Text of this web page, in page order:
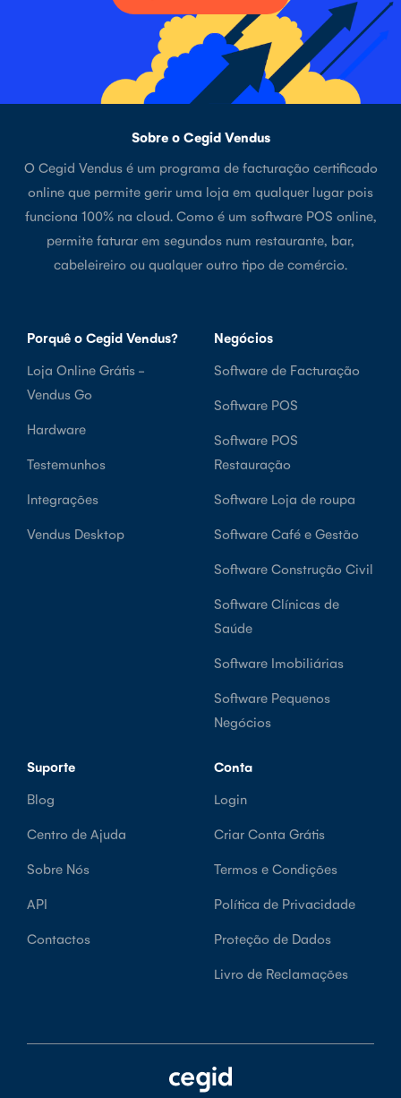
Sobre o Cegid Vendus
O Cegid Vendus é um programa de facturação certificado
online que permite gerir uma loja em qualquer lugar pois
funciona 100% na cloud. Como é um software POS online,
permite faturar em segundos num restaurante, bar,
cabeleireiro ou qualquer outro tipo de comércio.
Porquê o Cegid Vendus?
Loja Online Grátis -
Vendus Go
Hardware
Testemunhos
Integrações
Vendus Desktop
Negócios
Software de Facturação
Software POS
Software POS
Restauração
Software Loja de roupa
Software Café e Gestão
Software Construção Civil
Software Clínicas de
Saúde
Software Imobiliárias
Software Pequenos
Negócios
Suporte
Blog
Centro de Ajuda
Sobre Nós
API
Contactos
Conta
Login
Criar Conta Grátis
Termos e Condições
Política de Privacidade
Proteção de Dados
Livro de Reclamações